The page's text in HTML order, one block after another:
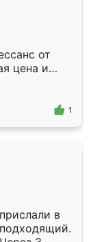
от
цена и
1
в